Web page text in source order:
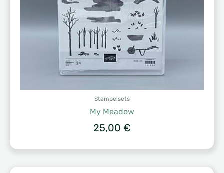
Stempelsets
My Meadow
25,00 €